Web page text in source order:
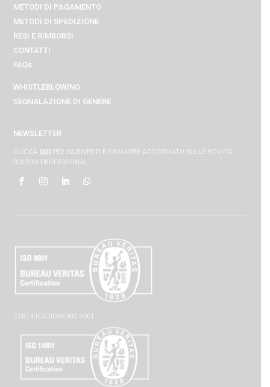
METODI DI PAGAMENTO
METODI DI SPEDIZIONE
RESI E RIMBORSI
CONTATTI
FAQs
WHISTLEBLOWING
SEGNALAZIONE DI GENERE
NEWSLETTER
CLICCA QUIPER ISCRIVERTI E RIMANERE AGGIORNATO SULLE NOVITA’
SOLDINI PROFESSIONAL
CERTIFICAZIONE ISO 9001